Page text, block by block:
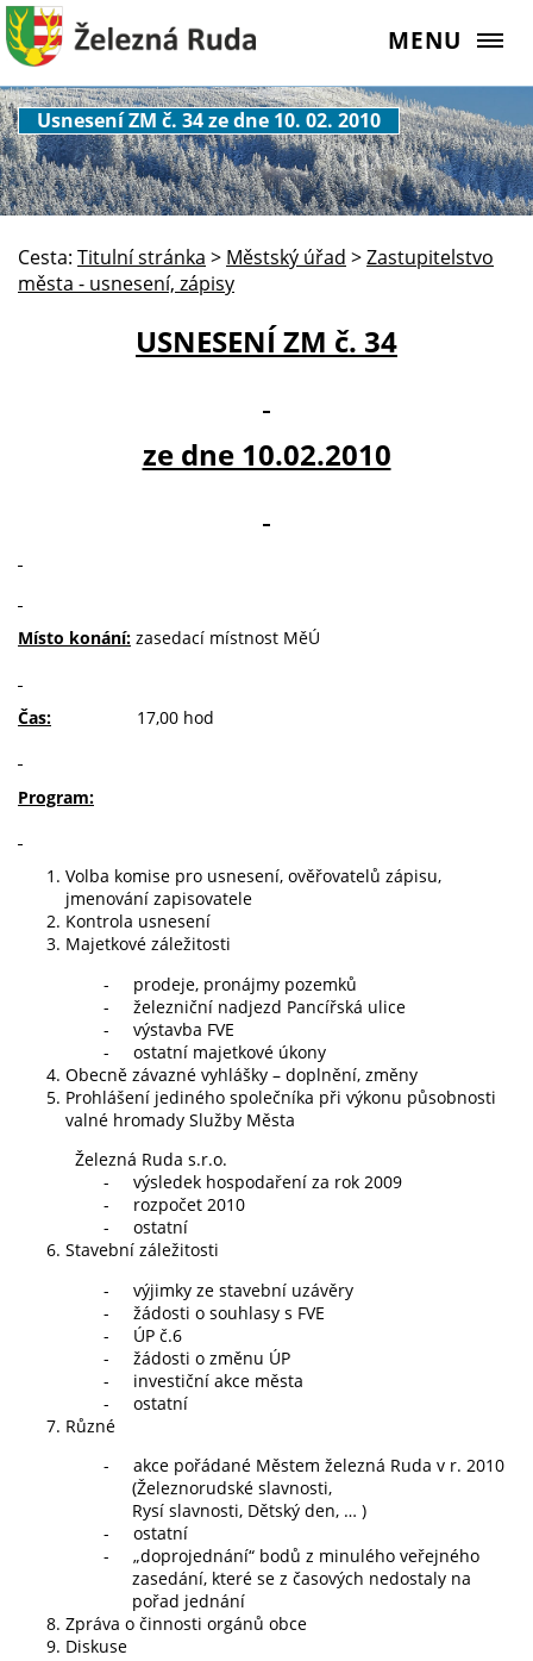
MENU
Usnesení ZM č. 34 ze dne 10. 02. 2010
Cesta: Titulní stránka > Městský úřad >Zastupitelstvo
města - usnesení, zápisy
USNESENÍ ZM č. 34
ze dne 10.02.2010
Místo konání: zasedací místnost MěÚ
Čas: 17,00 hod
Program:
Volba komise pro usnesení, ověřovatelů zápisu,
jmenování zapisovatele
Kontrola usnesení
Majetkové záležitosti
-
prodeje, pronájmy pozemků
-
železniční nadjezd Pancířská ulice
-
výstavba FVE
-
ostatní majetkové úkony
Obecně závazné vyhlášky – doplnění, změny
Prohlášení jediného společníka při výkonu působnosti
valné hromady Služby Města
Železná Ruda s.r.o.
-
výsledek hospodaření za rok 2009
-
rozpočet 2010
-
ostatní
Stavební záležitosti
-
výjimky ze stavební uzávěry
-
žádosti o souhlasy s FVE
-
ÚP č.6
-
žádosti o změnu ÚP
-
investiční akce města
-
ostatní
Různé
-
akce pořádané Městem železná Ruda v r. 2010
(Železnorudské slavnosti,
Rysí slavnosti, Dětský den, … )
-
ostatní
-
„doprojednání“ bodů z minulého veřejného
zasedání, které se z časových nedostaly na
pořad jednání
Zpráva o činnosti orgánů obce
Diskuse